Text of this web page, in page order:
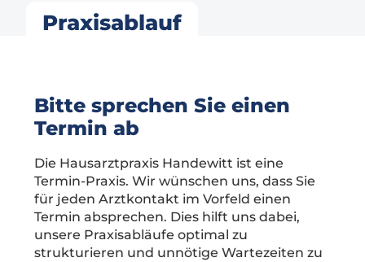
Praxisablauf
Bitte sprechen Sie einen
Termin ab
Die Hausarztpraxis Handewitt ist eine
Termin-Praxis. Wir wünschen uns, dass Sie
für jeden Arztkontakt im Vorfeld einen
Termin absprechen. Dies hilft uns dabei,
unsere Praxisabläufe optimal zu
strukturieren und unnötige Wartezeiten zu